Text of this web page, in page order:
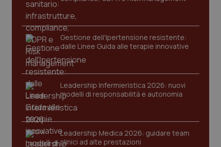
Gestione dell'Ipertensione resistente:
dalle Linee Guida alle terapie innovative
Leadership Infermieristica 2026: nuovi
modelli di responsabilità e autonomia
Leadership Medica 2026: guidare team
clinici ad alte prestazioni
protette del sito. Il sito web non è in grado di
funzionare correttamente senza questi cookie.
Nome
Fornitore/Dominio
VISITOR_PRIVACY_METADATA
YouTube
.youtube.com